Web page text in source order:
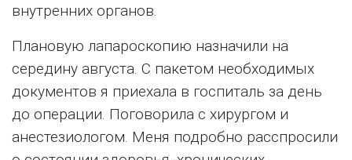
внутренних органов.
Плановую лапароскопию назначили на
середину августа. С пакетом необходимых
документов я приехала в госпиталь за день
до операции. Поговорила с хирургом и
анестезиологом. Меня подробно расспросили